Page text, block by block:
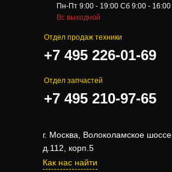
Пн-Пт 9:00 - 19:00 Сб 9:00 - 16:00
Вс выходной
Отдел продаж техники
+7 495 226-01-69
Отдел запчастей
+7 495 210-97-65
г. Москва, Волоколамское шоссе,
д.112, корп.5
Как нас найти